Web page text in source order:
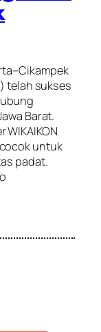
telah sukses
Barat.
untuk
padat.